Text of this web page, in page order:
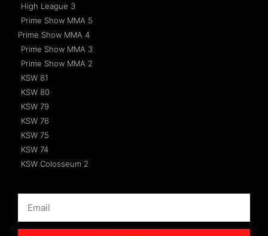
High League 3
Prime Show MMA 5
Prime Show MMA 4
Prime Show MMA 3
Prime Show MMA 2
KSW 81
KSW 80
KSW 79
KSW 76
KSW 75
KSW 74
KSW Colosseum 2